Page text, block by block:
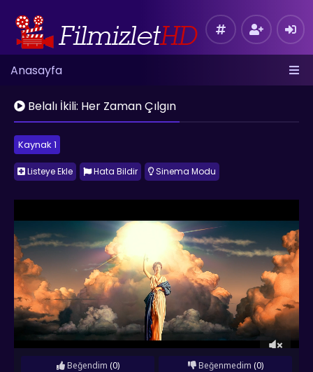
Anasayfa
Belalı İkili: Her Zaman Çılgın
Kaynak 1
Listeye Ekle Hata Bildir Sinema Modu
Beğendim (0) Beğenmedim (0)